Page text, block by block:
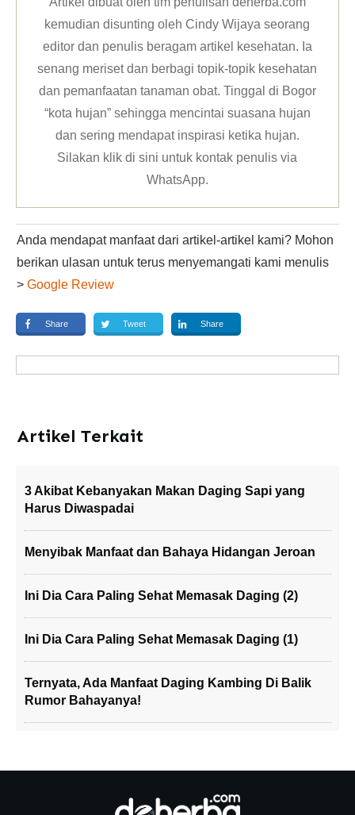
kemudian disunting oleh Cindy Wijaya seorang
editor dan penulis beragam artikel kesehatan. Ia
senang meriset dan berbagi topik-topik kesehatan
dan pemanfaatan tanaman obat. Tinggal di Bogor
“kota hujan” sehingga mencintai suasana hujan
dan sering mendapat inspirasi ketika hujan.
Silakan klikdi sini untuk kontak penulis via
WhatsApp.
Anda mendapat manfaat dari artikel-artikel kami? Mohon
berikan ulasan untuk terus menyemangati kami menulis
> Google Review
Share Tweet Share
Artikel Terkait
3 Akibat Kebanyakan Makan Daging Sapi yang
Harus Diwaspadai
Menyibak Manfaat dan Bahaya Hidangan Jeroan
Ini Dia Cara Paling Sehat Memasak Daging (2)
Ini Dia Cara Paling Sehat Memasak Daging (1)
Ternyata, Ada Manfaat Daging Kambing Di Balik
Rumor Bahayanya!